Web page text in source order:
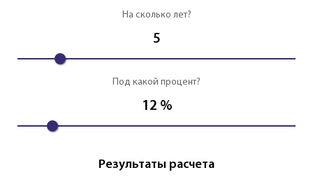
На сколько лет?
5
Под какой процент?
12 %
Результаты расчета